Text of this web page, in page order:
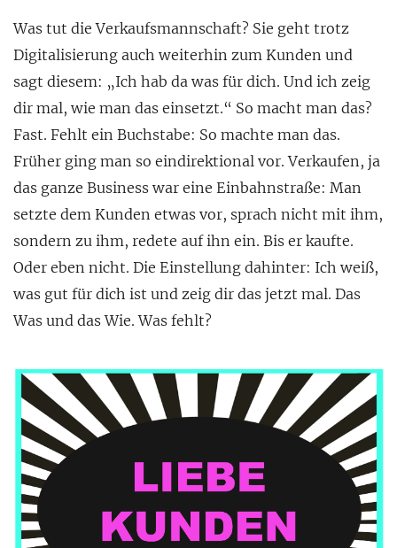
Was tut die Verkaufsmannschaft? Sie geht trotz
Digitalisierung auch weiterhin zum Kunden und
sagt diesem: „Ich hab da was für dich. Und ich zeig
dir mal, wie man das einsetzt.“ So macht man das?
Fast. Fehlt ein Buchstabe: So machte man das.
Früher ging man so eindirektional vor. Verkaufen, ja
das ganze Business war eine Einbahnstraße: Man
setzte dem Kunden etwas vor, sprach nicht mit ihm,
sondern zu ihm, redete auf ihn ein. Bis er kaufte.
Oder eben nicht. Die Einstellung dahinter: Ich weiß,
was gut für dich ist und zeig dir das jetzt mal. Das
Was und das Wie. Was fehlt?